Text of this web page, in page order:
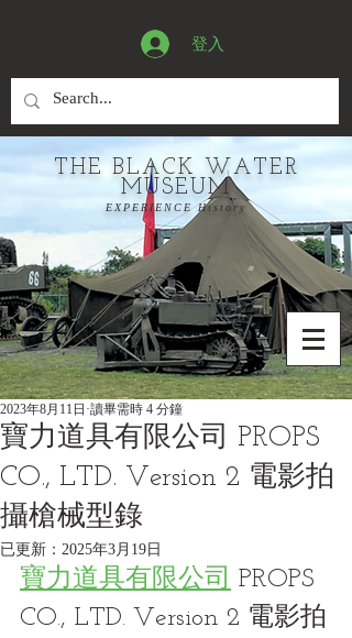
登入
THE BLACK WATER
MUSEUM
EXPERIENCE History
寶力道具有限公司 PROPS
CO., LTD. Version 2 電影拍
攝槍械型錄
2023年8月11日 讀畢需時 4 分鐘
已更新： 2025年3月19日
寶力道具有限公司
PROPS
CO., LTD. Version 2 電影拍